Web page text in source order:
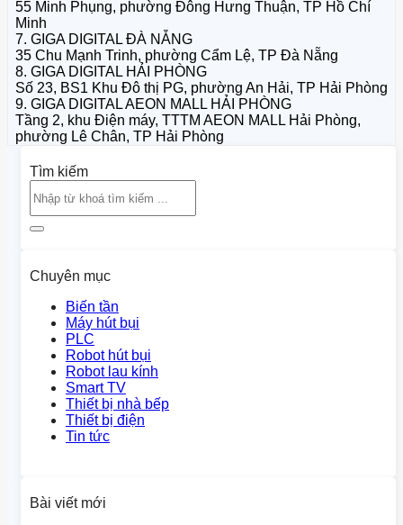
55 Minh Phụng, phường Đông Hưng Thuận, TP Hồ Chí
Minh
7. GIGA DIGITAL ĐÀ NẴNG
35 Chu Mạnh Trinh, phường Cẩm Lệ, TP Đà Nẵng
8. GIGA DIGITAL HẢI PHÒNG
Số 23, BS1 Khu Đô thị PG, phường An Hải, TP Hải Phòng
9. GIGA DIGITAL AEON MALL HẢI PHÒNG
Tầng 2, khu Điện máy, TTTM AEON MALL Hải Phòng,
phường Lê Chân, TP Hải Phòng
Tìm kiếm
Chuyên mục
Biến tần
Máy hút bụi
PLC
Robot hút bụi
Robot lau kính
Smart TV
Thiết bị nhà bếp
Thiết bị điện
Tin tức
Bài viết mới